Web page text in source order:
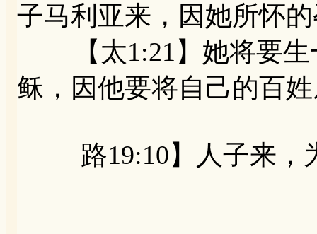
子马利亚来，因她所怀
【太1:21】她将要生
稣，因他要将自己的百
路19:10】人子来，